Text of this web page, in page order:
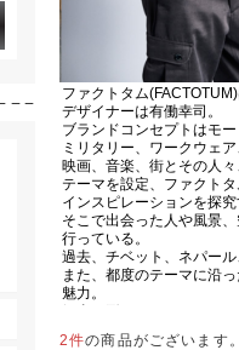
2件の商品がございます。